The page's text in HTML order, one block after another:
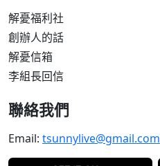
解憂福利社
創辦人的話
解憂信箱
李組長回信
聯絡我們
Email: tsunnylive@gmail.com